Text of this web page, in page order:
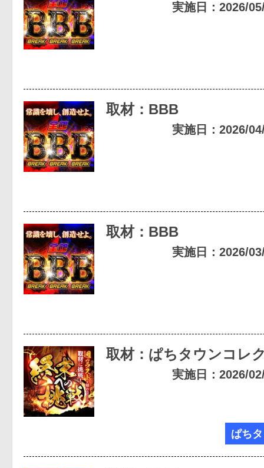
実施日：2026/
取材：BBB
実施日：2026/
取材：BBB
実施日：2026/
取材：ぱちタウンコレ
実施日：2026/
ぱち